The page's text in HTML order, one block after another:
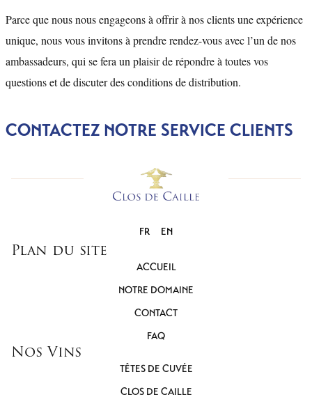
Parce que nous nous engageons à offrir à nos clients une expérience
unique, nous vous invitons à prendre rendez-vous avec l’un de nos
ambassadeurs, qui se fera un plaisir de répondre à toutes vos
questions et de discuter des conditions de distribution.
CONTACTEZ NOTRE SERVICE CLIENTS
FR EN
Plan du site
ACCUEIL
NOTRE DOMAINE
CONTACT
FAQ
Nos Vins
TÊTES DE CUVÉE
CLOS DE CAILLE